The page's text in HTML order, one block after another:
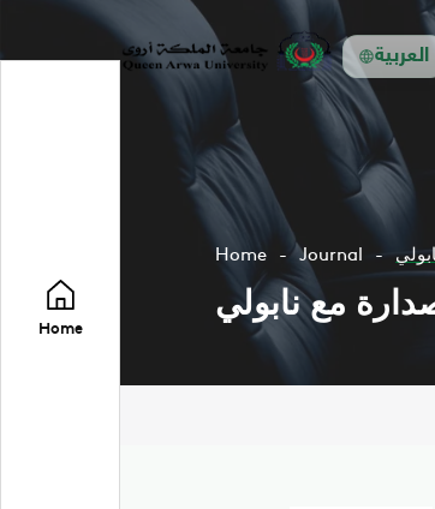
العربية
Home
Home Journal
مع نابولي